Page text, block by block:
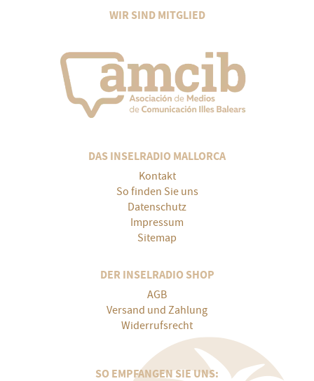
WIR SIND MITGLIED
DAS INSELRADIO MALLORCA
Kontakt
So finden Sie uns
Datenschutz
Impressum
Sitemap
DER INSELRADIO SHOP
AGB
Versand und Zahlung
Widerrufsrecht
SO EMPFANGEN SIE UNS: